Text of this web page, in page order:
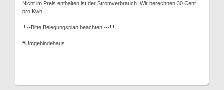
Nicht im Preis enthalten ist der Stromverbrauch. Wir berechnen 30 Cent
pro Kwh.
!!!--Bitte Belegungsplan beachten ---!!!
#Umgebindehaus